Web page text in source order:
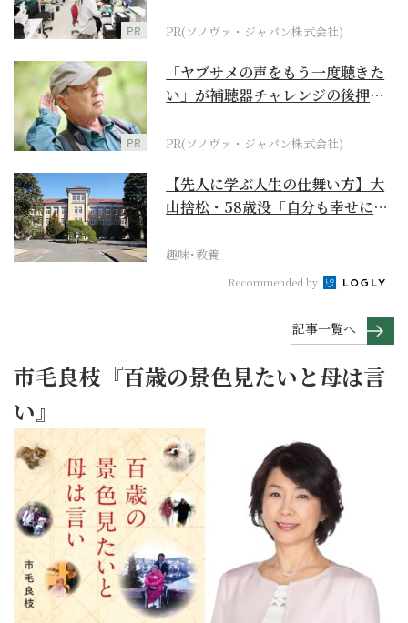
PR PR(ソノヴァ・ジャパン株式会社)
PR
「ヤブサメの声をもう一度聴きた
い」が補聴器チャレンジの後押し
PR(ソノヴァ・ジャパン株式会社)
【先人に学ぶ人生の仕舞い方】大
山捨松・58歳没「自分も幸せにな
趣味･教養
Recommended by
記事一覧へ
市毛良枝『百歳の景色見たいと母は言
い』